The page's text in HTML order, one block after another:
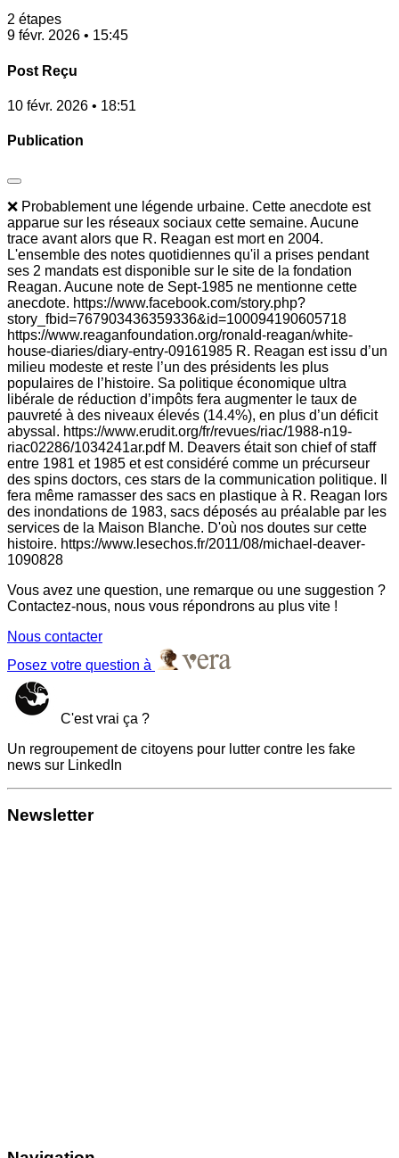
2 étapes
9 févr. 2026 • 15:45
Post Reçu
10 févr. 2026 • 18:51
Publication
❌ Probablement une légende urbaine. Cette anecdote est
apparue sur les réseaux sociaux cette semaine. Aucune
trace avant alors que R. Reagan est mort en 2004.
L'ensemble des notes quotidiennes qu'il a prises pendant
ses 2 mandats est disponible sur le site de la fondation
Reagan. Aucune note de Sept-1985 ne mentionne cette
anecdote. https://www.facebook.com/story.php?
story_fbid=767903436359336&id=100094190605718
https://www.reaganfoundation.org/ronald-reagan/white-
house-diaries/diary-entry-09161985 R. Reagan est issu d’un
milieu modeste et reste l’un des présidents les plus
populaires de l’histoire. Sa politique économique ultra
libérale de réduction d’impôts fera augmenter le taux de
pauvreté à des niveaux élevés (14.4%), en plus d’un déficit
abyssal. https://www.erudit.org/fr/revues/riac/1988-n19-
riac02286/1034241ar.pdf M. Deavers était son chief of staff
entre 1981 et 1985 et est considéré comme un précurseur
des spins doctors, ces stars de la communication politique. Il
fera même ramasser des sacs en plastique à R. Reagan lors
des inondations de 1983, sacs déposés au préalable par les
services de la Maison Blanche. D'où nos doutes sur cette
histoire. https://www.lesechos.fr/2011/08/michael-deaver-
1090828
Vous avez une question, une remarque ou une suggestion ?
Contactez-nous, nous vous répondrons au plus vite !
Nous contacter
Posez votre question à
C'est vrai ça ?
Un regroupement de citoyens pour lutter contre les fake
news sur LinkedIn
Newsletter